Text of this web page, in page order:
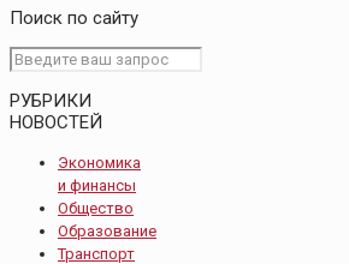
Поиск по сайту
РУБРИКИ
НОВОСТЕЙ
Экономика
и финансы
Общество
Образование
Транспорт